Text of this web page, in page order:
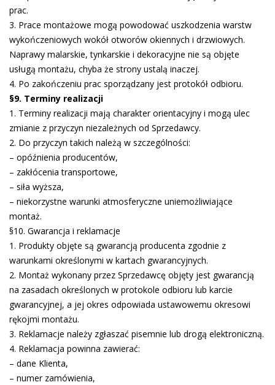
prac.
3. Prace montażowe mogą powodować uszkodzenia warstw
wykończeniowych wokół otworów okiennych i drzwiowych.
Naprawy malarskie, tynkarskie i dekoracyjne nie są objęte
usługą montażu, chyba że strony ustalą inaczej.
4. Po zakończeniu prac sporządzany jest protokół odbioru.
§9. Terminy realizacji
1. Terminy realizacji mają charakter orientacyjny i mogą ulec
zmianie z przyczyn niezależnych od Sprzedawcy.
2. Do przyczyn takich należą w szczególności:
– opóźnienia producentów,
– zakłócenia transportowe,
– siła wyższa,
– niekorzystne warunki atmosferyczne uniemożliwiające
montaż.
§10. Gwarancja i reklamacje
1. Produkty objęte są gwarancją producenta zgodnie z
warunkami określonymi w kartach gwarancyjnych.
2. Montaż wykonany przez Sprzedawcę objęty jest gwarancją
na zasadach określonych w protokole odbioru lub karcie
gwarancyjnej, a jej okres odpowiada ustawowemu okresowi
rękojmi montażu.
3. Reklamacje należy zgłaszać pisemnie lub drogą elektroniczną.
4. Reklamacja powinna zawierać:
– dane Klienta,
– numer zamówienia,